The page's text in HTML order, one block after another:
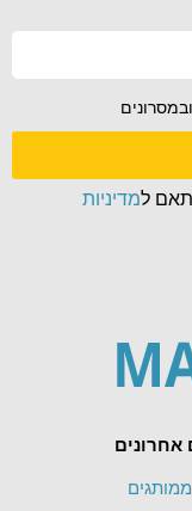
אחרונים
למדיניות